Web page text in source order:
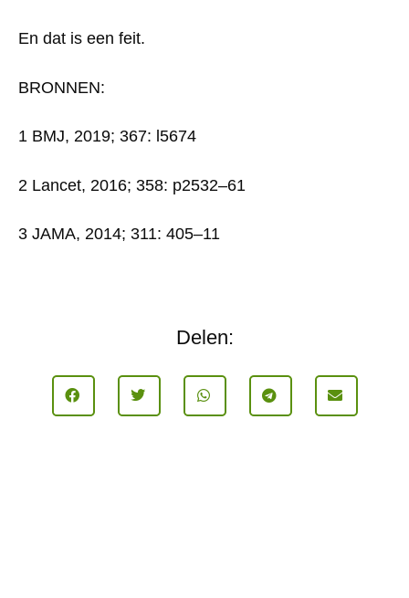
En dat is een feit.
BRONNEN:
1 BMJ, 2019; 367: l5674
2 Lancet, 2016; 358: p2532–61
3 JAMA, 2014; 311: 405–11
Delen: